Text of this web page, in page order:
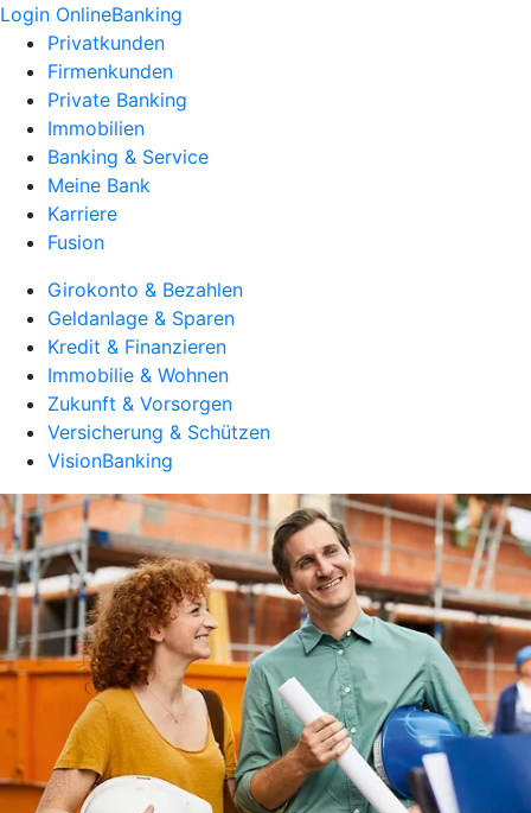
Login OnlineBanking
Privatkunden
Firmenkunden
Private Banking
Immobilien
Banking & Service
Meine Bank
Karriere
Fusion
Girokonto & Bezahlen
Geldanlage & Sparen
Kredit & Finanzieren
Immobilie & Wohnen
Zukunft & Vorsorgen
Versicherung & Schützen
VisionBanking